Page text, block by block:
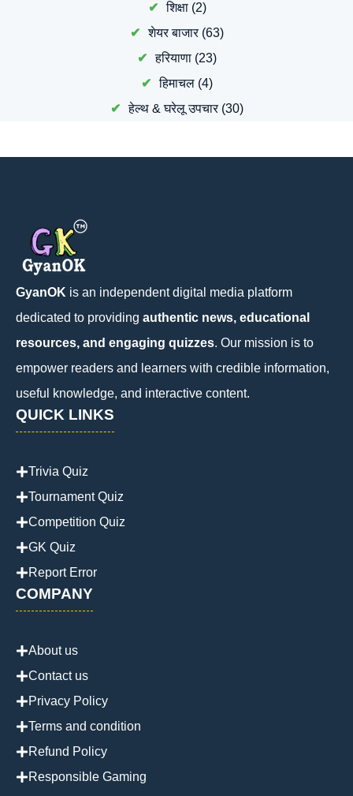
शिक्षा(2)
शेयर बाजार(63)
हरियाणा (23)
हिमाचल (4)
हेल्थ & घरेलू उपचार(30)
GyanOK is an independent digital media platform
dedicated to providing authentic news, educational
resources, and engaging quizzes. Our mission is to
empower readers and learners with credible information,
useful knowledge, and interactive content.
QUICK LINKS
Trivia Quiz
Tournament Quiz
Competition Quiz
GK Quiz
Report Error
COMPANY
About us
Contact us
Privacy Policy
Terms and condition
Refund Policy
Responsible Gaming